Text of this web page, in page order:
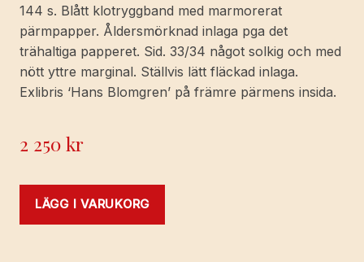
144 s. Blått klotryggband med marmorerat
pärmpapper. Åldersmörknad inlaga pga det
trähaltiga papperet. Sid. 33/34 något solkig och med
nött yttre marginal. Ställvis lätt fläckad inlaga.
Exlibris ‘Hans Blomgren’ på främre pärmens insida.
2 250kr
LÄGG I VARUKORG